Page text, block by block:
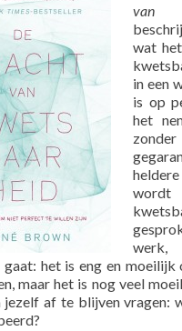
van
wat
in een
is op
het
gaat: het is eng en
maar het is nog veel
jezelf af te blijven vragen: